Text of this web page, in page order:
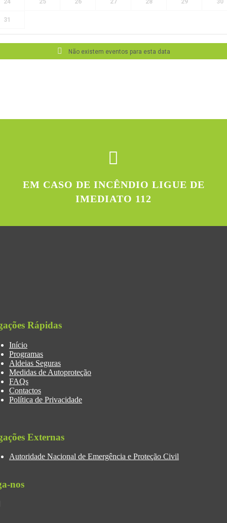
24 25 26 27 28 29 30
31
Não existem eventos para esta data
EM CASO DE INCÊNDIO LIGUE DE
IMEDIATO 112
Rápidas
Início
Programas
Aldeias Seguras
Medidas de Autoproteção
FAQs
Contactos
Política de Privacidade
Externas
Autoridade Nacional de Emergência e Proteção Civil
nos